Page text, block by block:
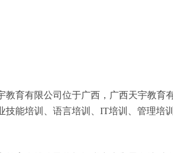
教育有限公司位于广西，广西天宇教育
技能培训、语言培训、IT培训、管理培